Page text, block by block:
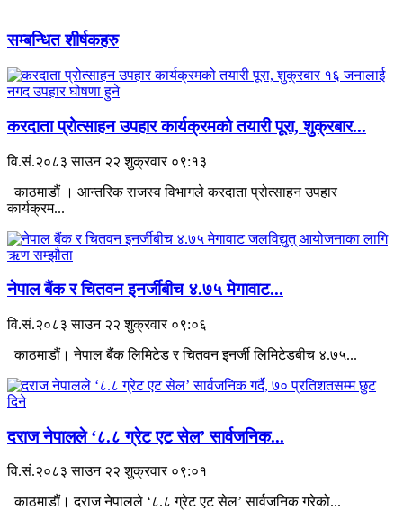
सम्बन्धित शीर्षकहरु
करदाता प्रोत्साहन उपहार कार्यक्रमको तयारी पूरा, शुक्रबार...
वि.सं.२०८३ साउन २२ शुक्रवार ०९:१३
काठमाडौं । आन्तरिक राजस्व विभागले करदाता प्रोत्साहन उपहार
कार्यक्रम...
नेपाल बैंक र चितवन इनर्जीबीच ४.७५ मेगावाट...
वि.सं.२०८३ साउन २२ शुक्रवार ०९:०६
काठमाडौं। नेपाल बैंक लिमिटेड र चितवन इनर्जी लिमिटेडबीच ४.७५...
दराज नेपालले ‘८.८ ग्रेट एट सेल’ सार्वजनिक...
वि.सं.२०८३ साउन २२ शुक्रवार ०९:०१
काठमाडौं। दराज नेपालले ‘८.८ ग्रेट एट सेल’ सार्वजनिक गरेको...